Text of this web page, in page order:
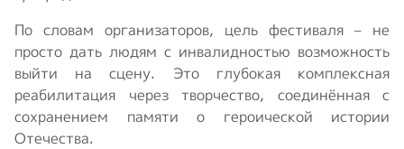
По словам организаторов, цель фестиваля – не
просто дать людям с инвалидностью возможность
выйти на сцену. Это глубокая комплексная
реабилитация через творчество, соединённая с
сохранением памяти о героической истории
Отечества.